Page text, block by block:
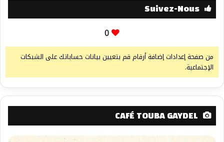
Suivez-Nous
0
من صفحة إعدادات إضافة أرقام قم بتعيين بيانات حساباتك على الشبكات
الإجتماعية.
CAFÉ TOUBA GAYDEL